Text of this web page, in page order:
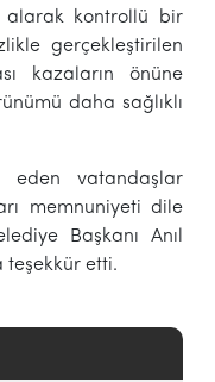
alarak kontrollü bir
gerçekleştirilen
kazaların önüne
daha sağlıklı
eden vatandaşlar
memnuniyeti dile
Başkanı Anıl
teşekkür etti.